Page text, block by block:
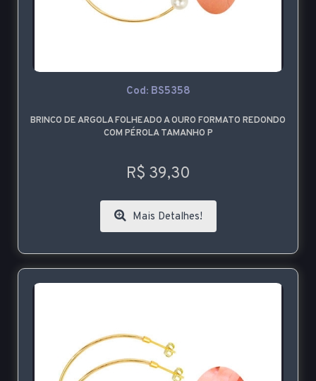
Cod: BS5358
BRINCO DE ARGOLA FOLHEADO A OURO FORMATO REDONDO
COM PÉROLA TAMANHO P
R$ 39,30
Mais Detalhes!